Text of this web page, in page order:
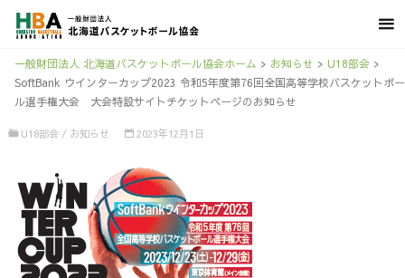
一般財団法人 北海道バスケットボール協会ホーム > お知らせ > U18部会>
SoftBank ウインターカップ2023 令和5年度第76回全国高等学校バスケットボー
ル選手権大会 大会特設サイトチケットページのお知らせ
U18部会 / お知らせ 2023年12月1日